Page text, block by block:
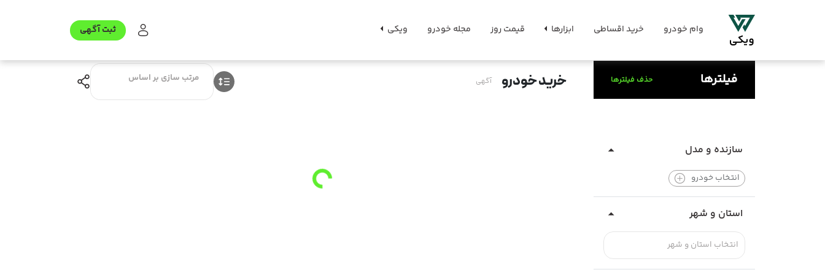
وام خودرو خرید اقساطی ابزارها قیمت روز مجله خودرو ویکی ثبت آگهی
فیلترها حذف فیلترها
سازنده و مدل
انتخاب خودرو
استان و شهر
انتخاب استان و شهر
خرید خودرو آگهی مرتب سازی بر اساس
L
.